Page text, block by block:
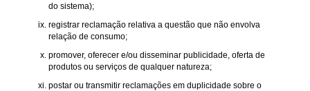
do sistema);
registrar reclamação relativa a questão que não envolva
relação de consumo;
promover, oferecer e/ou disseminar publicidade, oferta de
produtos ou serviços de qualquer natureza;
postar ou transmitir reclamações em duplicidade sobre o